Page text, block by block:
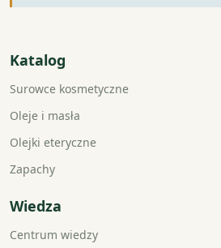
Katalog
Surowce kosmetyczne
Oleje i masła
Olejki eteryczne
Zapachy
Wiedza
Centrum wiedzy